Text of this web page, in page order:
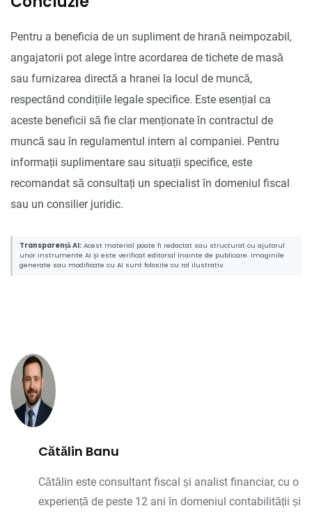
Pentru a beneficia de un supliment de hrană neimpozabil,
angajatorii pot alege între acordarea de tichete de masă
sau furnizarea directă a hranei la locul de muncă,
respectând condițiile legale specifice. Este esențial ca
aceste beneficii să fie clar menționate în contractul de
muncă sau în regulamentul intern al companiei. Pentru
informații suplimentare sau situații specifice, este
recomandat să consultați un specialist în domeniul fiscal
sau un consilier juridic.
Transparență AI: Acest material poate fi redactat sau structurat cu ajutorul
unor instrumente AI și este verificat editorial înainte de publicare. Imaginile
generate sau modificate cu AI sunt folosite cu rol ilustrativ.
Cătălin Banu
Cătălin este consultant fiscal și analist financiar, cu o
experiență de peste 12 ani în domeniul contabilității și